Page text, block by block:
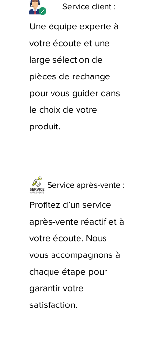
Service client :
Une équipe experte à
votre écoute et une
large sélection de
pièces de rechange
pour vous guider dans
le choix de votre
produit.
Service après-vente :
Profitez d’un service
après-vente réactif et à
votre écoute. Nous
vous accompagnons à
chaque étape pour
garantir votre
satisfaction.